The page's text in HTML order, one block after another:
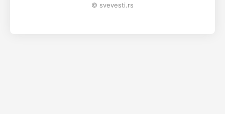
© svevesti.rs